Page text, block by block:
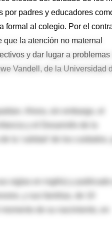
por padres y educadores
formal al colegio. Por el
la atención no maternal
y dar lugar a problemas
Vandell, de la Universidad
Ahora, sin embargo, el
y el Desarrollo de la
la 'calidad' de los cuidados,
siglas en inglés) y
de su nacimiento, en